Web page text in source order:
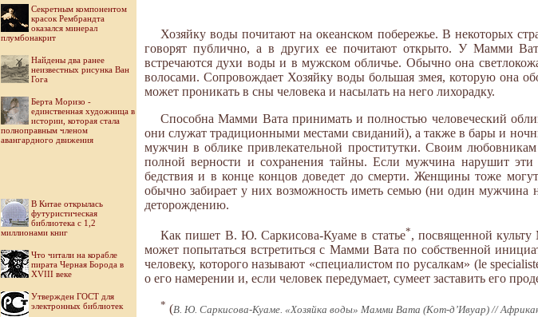
Секретным компонентом
красок Рембрандта
оказался минерал
плумбонакрит
Найдены два ранее
неизвестных рисунка Ван
Гога
Берта Моризо -
единственная художница в
истории, которая стала
полноправным членом
авангардного движения
В Китае открылась
футуристическая
библиотека с 1,2
миллионами книг
Что читали на корабле
пирата Черная Борода в
XVIII веке
Утвержден ГОСТ для
электронных библиотек
Хозяйку воды почитают на океанском побережье. В некоторых
говорят публично, а в других ее почитают открыто. У Мамми
встречаются духи воды и в мужском обличье. Обычно она
волосами. Сопровождает Хозяйку воды большая змея, которую она
может проникать в сны человека и насылать на него лихорадку.
Способна Мамми Вата принимать и полностью человеческий
они служат традиционными местами свиданий), а также в бары и
мужчин в облике привлекательной проститутки. Своим любовникам
полной верности и сохранения тайны. Если мужчина нарушит эти
бедствия и в конце концов доведет до смерти. Женщины тоже
обычно забирает у них возможность иметь семью (ни один мужчина
деторождению.
Как пишет В. Ю. Саркисова-Куаме в статье*, посвященной
может попытаться встретиться с Мамми Вата по собственной
человеку, которого называют «специалистом по русалкам» (le
о его намерении и, если человек передумает, сумеет заставить его
* (В. Ю. Саркисова-Куаме. «Хозяйка воды» Мамми Вата (Кот-д’Ивуар) //